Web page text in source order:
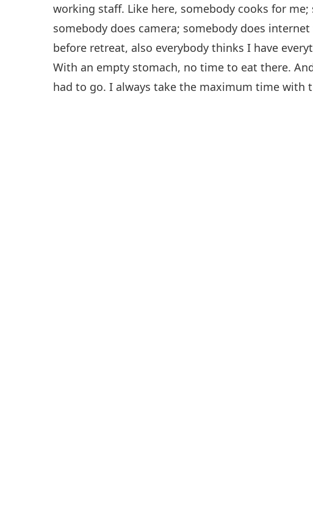
working staff. Like here, somebody cooks for
somebody does camera; somebody does
before retreat, also everybody thinks I have
With an empty stomach, no time to eat there.
had to go. I always take the maximum time with